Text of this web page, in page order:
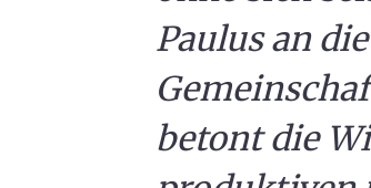
Paulus an
betont die